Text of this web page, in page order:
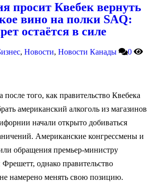
просит Квебек вернуть
вино на полки SAQ:
остаётся в силе
, Новости, Новости Канады
0
после того, как правительство Квебека
американский алкоголь из магазинов
начали открыто добиваться
Американские конгрессмены и
обращения премьер-министру
однако правительство
намерено менять свою позицию.